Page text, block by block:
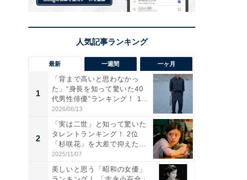
最新 一週間 一ヶ月
1
「背まで高いと思わなかっ
た」“身長を知って驚いた40
代男性俳優”ランキング！ 1...
2026/06/13
2
「実は二世」と知って驚いた
タレントランキング！ 2位
「杉咲花」を大差で抑えた1
位...
2025/11/07
美しいと思う「昭和の女優」